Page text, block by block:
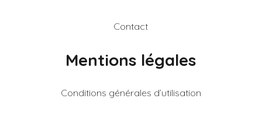
Contact
Mentions légales
Conditions générales d’utilisation